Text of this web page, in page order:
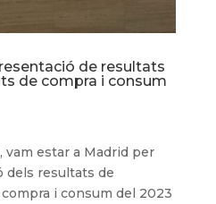
de resultats
de compra i consum
vam estar a Madrid per
dels resultats de
compra i consum del 2023